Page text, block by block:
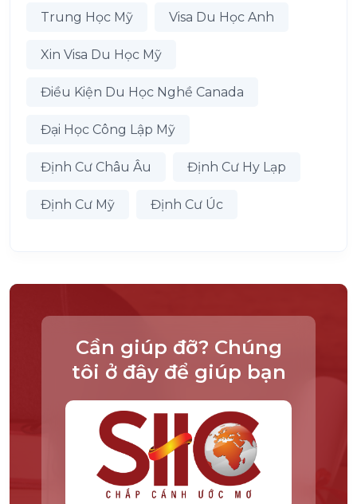
Trung Học Mỹ Visa Du Học Anh
Xin Visa Du Học Mỹ
Điều Kiện Du Học Nghề Canada
Đại Học Công Lập Mỹ
Định Cư Châu Âu Định Cư Hy Lạp
Định Cư Mỹ Định Cư Úc
Cần giúp đỡ? Chúng
tôi ở đây để giúp bạn